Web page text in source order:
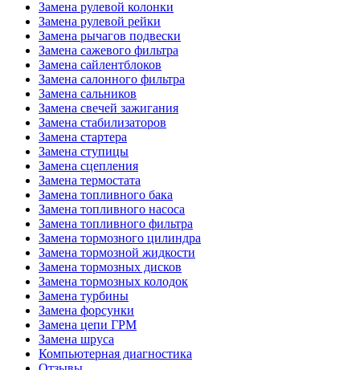
Замена рулевой колонки
Замена рулевой рейки
Замена рычагов подвески
Замена сажевого фильтра
Замена сайлентблоков
Замена салонного фильтра
Замена сальников
Замена свечей зажигания
Замена стабилизаторов
Замена стартера
Замена ступицы
Замена сцепления
Замена термостата
Замена топливного бака
Замена топливного насоса
Замена топливного фильтра
Замена тормозного цилиндра
Замена тормозной жидкости
Замена тормозных дисков
Замена тормозных колодок
Замена турбины
Замена форсунки
Замена цепи ГРМ
Замена шруса
Компьютерная диагностика